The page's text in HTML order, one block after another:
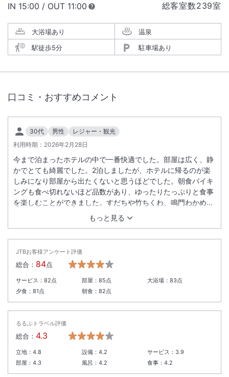
総客室数239室
IN チェックイン
15:00 / OUT チェックアウト
11:00
大浴場あり
温泉
駅徒歩5分
駐車場あり
口コミ・おすすめコメント
30代 男性
レジャー・観光
利用時期： 2026年2月28日
もっと見る
今まで泊まったホテルの中で一番快適でした。部屋は広く、静
かでとても綺麗でした。2泊しましたが、ホテルに帰るのが楽
しみになり部屋から出たくないと思うほどでした。朝食バイキ
ングも食べ切れないほど品数があり、ゆったりたっぷりと食事
を楽しむことができました。すだちや竹ちくわ、鳴門わかめ
等、地元の名物も堪能できて大満足でした。また徳島に行く際
はぜひリピートしたいと思いました。
JTBお客様アンケート評価
総合： 84点
サービス： 82点 部屋： 85点 大浴場：83点
夕食： 81点 朝食： 82点
るるぶトラベル評価
総合： 4.3
立地： 4.8 設備： 4.2 サービス： 3.9
部屋： 4.3 風呂： 4.2 食事：4.2